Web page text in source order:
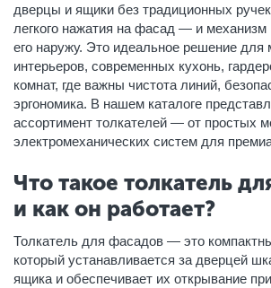
дверцы и ящики без традиционных
легкого нажатия на фасад — и механизм
его наружу. Это идеальное решение для
интерьеров, современных кухонь,
комнат, где важны чистота линий,
эргономика. В нашем каталоге
ассортимент толкателей — от простых
электромеханических систем для
Что такое толкатель
и как он работает?
Толкатель для фасадов — это
который устанавливается за дверцей
ящика и обеспечивает их открывание